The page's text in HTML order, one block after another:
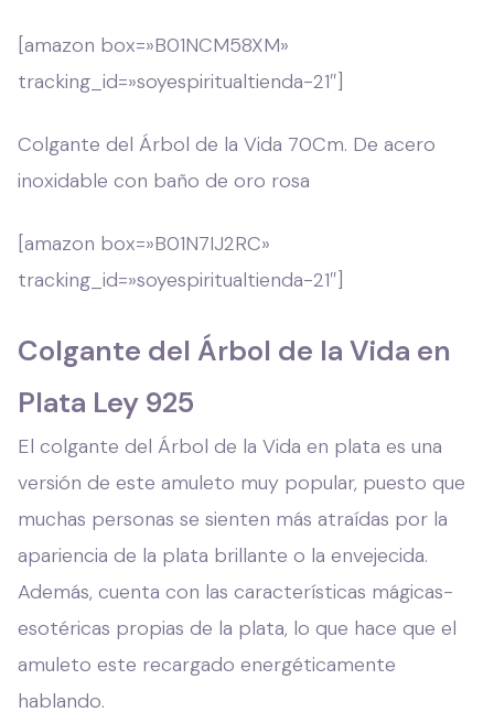
[amazon box=»B01NCM58XM»
tracking_id=»soyespiritualtienda-21″]
Colgante del Árbol de la Vida 70Cm. De acero
inoxidable con baño de oro rosa
[amazon box=»B01N7IJ2RC»
tracking_id=»soyespiritualtienda-21″]
Colgante del Árbol de la Vida en
Plata Ley 925
El colgante del Árbol de la Vida en plata es una
versión de este amuleto muy popular, puesto que
muchas personas se sienten más atraídas por la
apariencia de la plata brillante o la envejecida.
Además, cuenta con las características mágicas-
esotéricas propias de la plata, lo que hace que el
amuleto este recargado energéticamente
hablando.